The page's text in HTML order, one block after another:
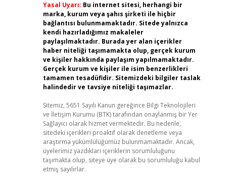
Yasal Uyarı: Bu internet sitesi, herhangi bir
marka, kurum veya şahıs şirketi ile hiçbir
bağlantısı bulunmamaktadır. Sitede yalnızca
kendi hazırladığımız makaleler
paylaşılmaktadır. Burada yer alan içerikler
haber niteliği taşımamakta olup, gerçek kurum
ve kişiler hakkında paylaşım yapılmamaktadır.
Gerçek kurum ve kişiler ile isim benzerlikleri
tamamen tesadüfidir. Sitemizdeki bilgiler taslak
halindedir ve tavsiye niteliği taşımazlar.
Sitemiz, 5651 Sayılı Kanun gereğince Bilgi Teknolojileri
ve İletişim Kurumu (BTK) tarafından onaylanmış bir Yer
Sağlayıcı olarak hizmet vermektedir. Bu nedenle,
sitedeki içerikleri proaktif olarak denetleme veya
araştırma yükümlülüğümüz bulunmamaktadır. Ancak,
üyelerimiz yazdıkları içeriklerin sorumluluğunu
taşımakta olup, siteye üye olarak bu sorumluluğu kabul
etmiş sayılırlar.